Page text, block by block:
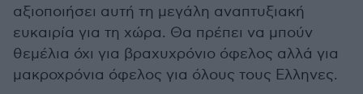
αξιοποιήσει αυτή τη μεγάλη αναπτυξιακή
ευκαιρία για τη χώρα. Θα πρέπει να μπούν
θεμέλια όχι για βραχυχρόνιο όφελος αλλά για
μακροχρόνια όφελος για όλους τους Ελληνες.